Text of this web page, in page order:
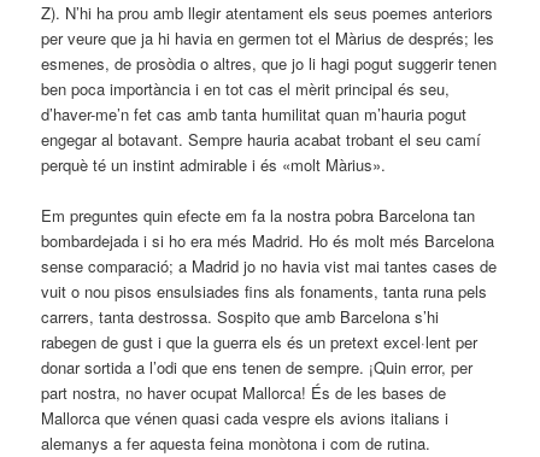
Z). N’hi ha prou amb llegir atentament els seus poemes anteriors
per veure que ja hi havia en germen tot el Màrius de després; les
esmenes, de prosòdia o altres, que jo li hagi pogut suggerir tenen
ben poca importància i en tot cas el mèrit principal és seu,
d’haver-me’n fet cas amb tanta humilitat quan m’hauria pogut
engegar al botavant. Sempre hauria acabat trobant el seu camí
perquè té un instint admirable i és «molt Màrius».
Em preguntes quin efecte em fa la nostra pobra Barcelona tan
bombardejada i si ho era més Madrid. Ho és molt més Barcelona
sense comparació; a Madrid jo no havia vist mai tantes cases de
vuit o nou pisos ensulsiades fins als fonaments, tanta runa pels
carrers, tanta destrossa. Sospito que amb Barcelona s’hi
rabegen de gust i que la guerra els és un pretext excel·lent per
donar sortida a l’odi que ens tenen de sempre. ¡Quin error, per
part nostra, no haver ocupat Mallorca! És de les bases de
Mallorca que vénen quasi cada vespre els avions italians i
alemanys a fer aquesta feina monòtona i com de rutina.